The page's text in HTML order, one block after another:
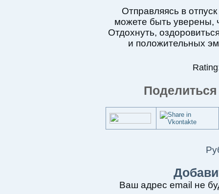
Отправляясь в
можете быть уверены,
Отдохнуть,
и положительных
Ваш адрес email не